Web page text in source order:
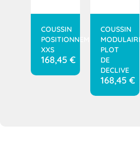
COUSSIN
POSITIONNEMENT
XXS
168,45 €
COUSSIN
MODULAIRE
PLOT
DE
DECLIVE
168,45 €